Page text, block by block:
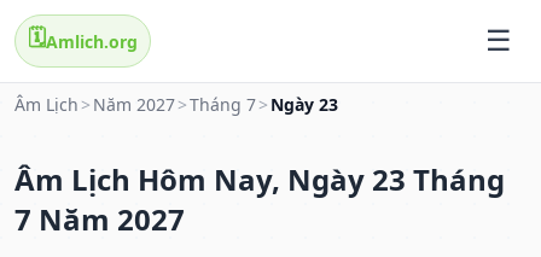
🗓️Amlich.org
Âm Lịch > Năm 2027>Tháng 7> Ngày 23
Âm Lịch Hôm Nay, Ngày 23 Tháng
7 Năm 2027